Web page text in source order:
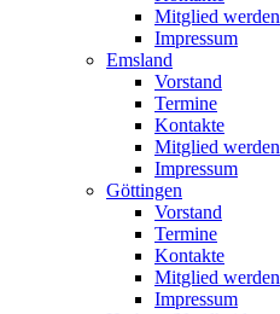
Mitglied werden
Impressum
Emsland
Vorstand
Termine
Kontakte
Mitglied werden
Impressum
Göttingen
Vorstand
Termine
Kontakte
Mitglied werden
Impressum